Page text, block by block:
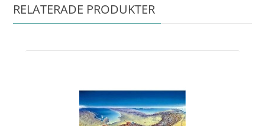
RELATERADE PRODUKTER